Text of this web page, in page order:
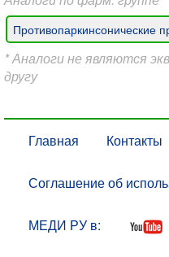
Противопаркинсонические
* Аналоги не являются
другу
Главная Контакты
Соглашение об
МЕДИ РУ в: